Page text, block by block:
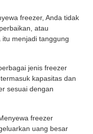
freezer, Anda tidak
atau
menjadi tanggung
jenis freezer
kapasitas dan
sesuai dengan
freezer
uang besar